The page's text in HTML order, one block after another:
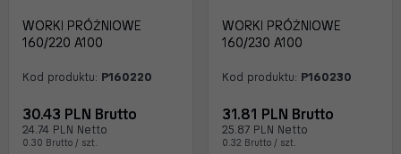
WORKI PRÓŻNIOWE
160/220 A100
Kod produktu: P160220
30.43 PLN Brutto
24.74 PLN Netto
0.30 Brutto / szt.
WORKI PRÓŻNIOWE
160/230 A100
Kod produktu: P160230
31.81 PLN Brutto
25.87 PLN Netto
0.32 Brutto / szt.